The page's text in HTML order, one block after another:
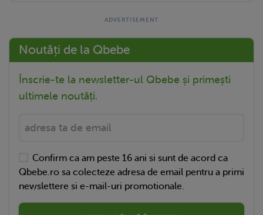
Noutăți de la Qbebe
Înscrie-te la newsletter-ul Qbebe și primești
ultimele noutăți.
Confirm ca am peste 16 ani si sunt de acord ca
Qbebe.ro sa colecteze adresa de email pentru a primi
newslettere si e-mail-uri promotionale.